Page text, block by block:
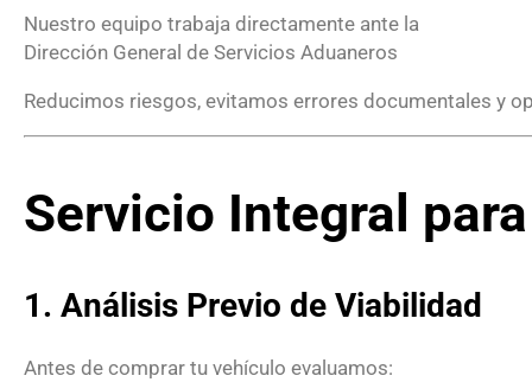
Nuestro equipo trabaja directamente ante la
Dirección General de Servicios Aduaneros
Reducimos riesgos, evitamos errores documentales y
Servicio Integral
1. Análisis Previo de Viabilidad
Antes de comprar tu vehículo evaluamos: